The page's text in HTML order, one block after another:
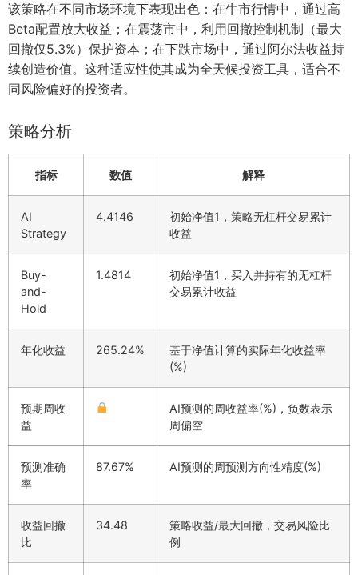
该策略在不同市场环境下表现出色：在牛市行情中，通过高
Beta配置放大收益；在震荡市中，利用回撤控制机制（最大
回撤仅5.3%）保护资本；在下跌市场中，通过阿尔法收益持
续创造价值。这种适应性使其成为全天候投资工具，适合不
同风险偏好的投资者。
策略分析
指标 数值 解释
AI
Strategy
4.4146
初始净值1，策略无杠杆交易累计
收益
Buy-
and-
Hold
1.4814
初始净值1，买入并持有的无杠杆
交易累计收益
年化收益 265.24%
基于净值计算的实际年化收益率
(%)
预期周收
益
AI预测的周收益率(%)，负数表示
周偏空
预测准确
率
87.67% AI预测的周预测方向性精度(%)
收益回撤
比
34.48
策略收益/最大回撤，交易风险比
例